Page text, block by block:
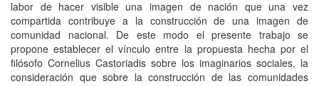
labor de hacer visible una imagen de nación que una vez
compartida contribuye a la construcción de una imagen de
comunidad nacional. De este modo el presente trabajo se
propone establecer el vínculo entre la propuesta hecha por el
filósofo Cornelius Castoriadis sobre los imaginarios sociales, la
consideración que sobre la construcción de las comunidades